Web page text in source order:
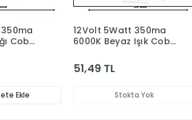
Cob
Ekle
12Volt 5Watt 350ma
6000K Beyaz Işık Cob
51,49 TL
Stokta Yok